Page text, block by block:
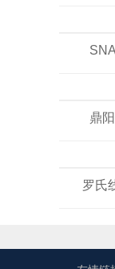
鼎
罗氏